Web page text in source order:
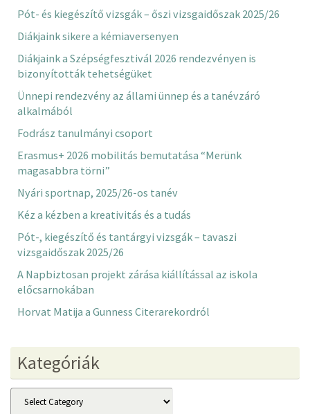
Pót- és kiegészítő vizsgák – őszi vizsgaidőszak 2025/26
Diákjaink sikere a kémiaversenyen
Diákjaink a Szépségfesztivál 2026 rendezvényen is
bizonyították tehetségüket
Ünnepi rendezvény az állami ünnep és a tanévzáró
alkalmából
Fodrász tanulmányi csoport
Erasmus+ 2026 mobilitás bemutatása “Merünk
magasabbra törni”
Nyári sportnap, 2025/26-os tanév
Kéz a kézben a kreativitás és a tudás
Pót-, kiegészítő és tantárgyi vizsgák – tavaszi
vizsgaidőszak 2025/26
A Napbiztosan projekt zárása kiállítással az iskola
előcsarnokában
Horvat Matija a Gunness Citerarekordról
Kategóriák
Kategóriák